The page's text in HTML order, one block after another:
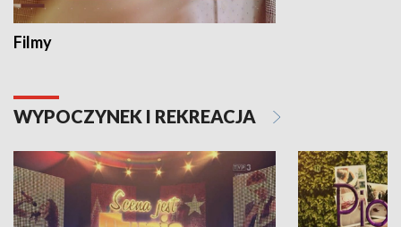
Filmy
WYPOCZYNEK I REKREACJA